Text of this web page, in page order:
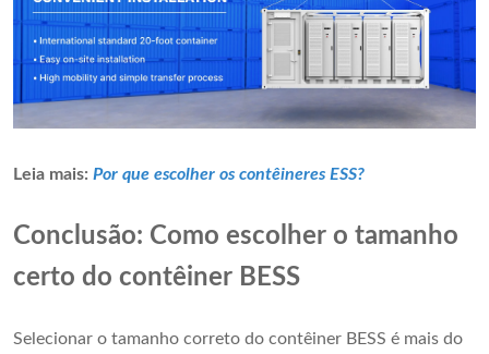
Leia mais: Por que escolher os contêineres ESS?
Conclusão: Como escolher o tamanho
certo do contêiner BESS
Selecionar o tamanho correto do contêiner BESS é mais do